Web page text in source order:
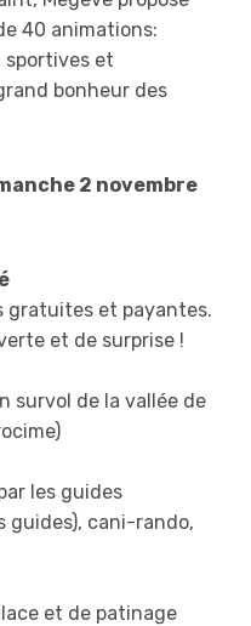
40 animations:
et
bonheur des
2 novembre
gratuites et payantes.
et de surprise !
survol de la vallée de
les guides
guides), cani-rando,
et de patinage